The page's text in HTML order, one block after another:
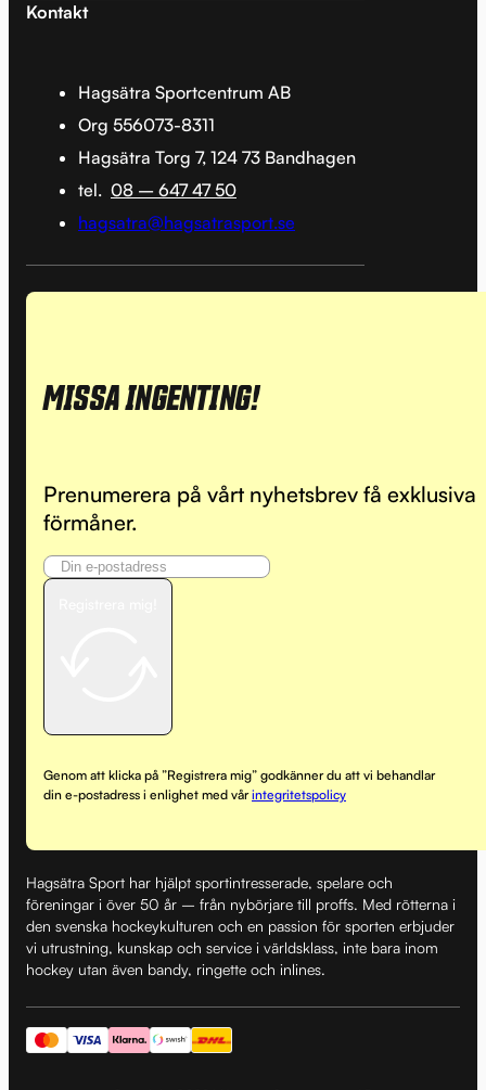
Kontakt
Hagsätra Sportcentrum AB
Org 556073-8311
Hagsätra Torg 7, 124 73 Bandhagen
tel. 08 – 647 47 50
hagsatra@hagsatrasport.se
MISSA INGENTING!
Prenumerera på vårt nyhetsbrev få exklusiva
förmåner.
Genom att klicka på ”Registrera mig” godkänner du att vi behandlar
din e-postadress i enlighet med vårintegritetspolicy
Hagsätra Sport har hjälpt sportintresserade, spelare och
föreningar i över 50 år – från nybörjare till proffs. Med rötterna i
den svenska hockeykulturen och en passion för sporten erbjuder
vi utrustning, kunskap och service i världsklass, inte bara inom
hockey utan även bandy, ringette och inlines.